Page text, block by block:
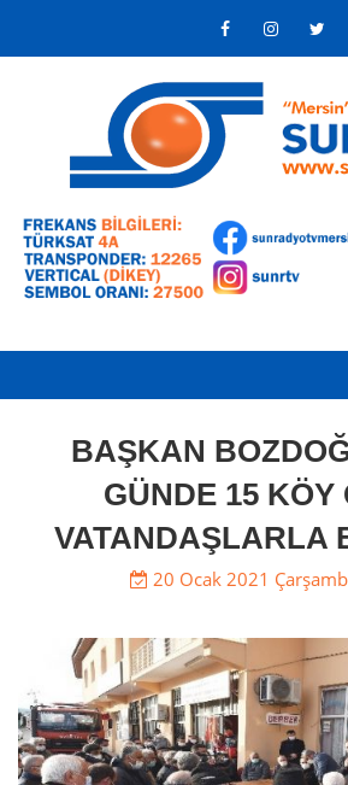
BAŞKAN
GÜNDE 15 KÖY
VATANDAŞLARLA
20 Ocak 2021